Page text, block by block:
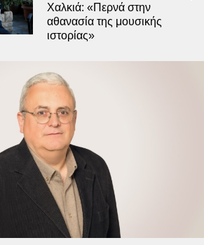
Χαλκιά: «Περνά στην
αθανασία της μουσικής
ιστορίας»